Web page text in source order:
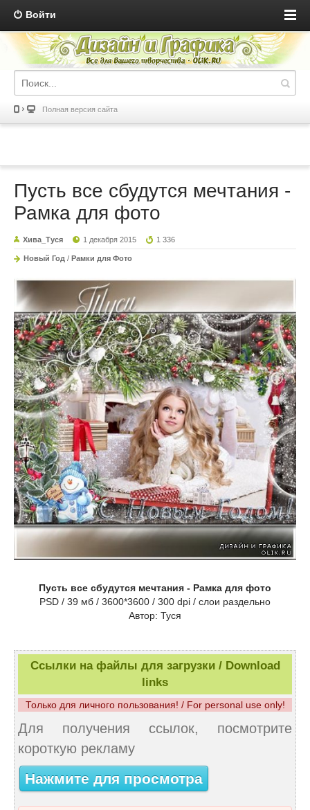
Войти
Полная версия сайта
Пусть все сбудутся мечтания -
Рамка для фото
Хива_Туся 1 декабря 2015 1 336
Новый Год / Рамки для Фото
Пусть все сбудутся мечтания - Рамка для фото
PSD / 39 мб / 3600*3600 / 300 dpi / слои раздельно
Автор: Туся
Ссылки на файлы для загрузки / Download
links
Только для личного пользования! / For personal use only!
Для получения ссылок, посмотрите
короткую рекламу
Нажмите для просмотра